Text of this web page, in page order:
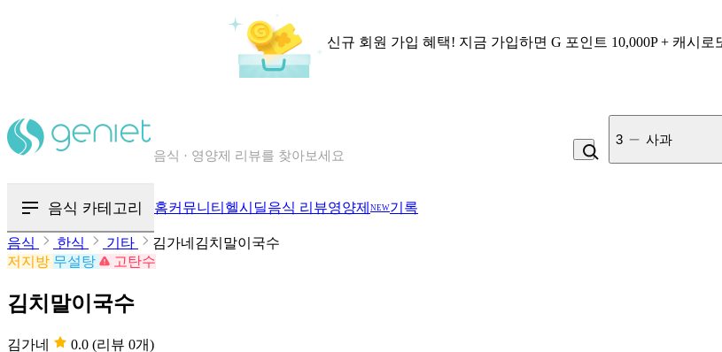
신규 회원 가입 혜택! 지금 가입하면 G 포인트 10,000P + 캐시로
칼로리와 영양성분을 검색해보세요
3 사과
음식 카테고리 홈커뮤니티 헬시딜음식 리뷰영양제 NEW기록
음식 한식 기타
김가네김치말이국수
저지방 무설탕 고탄수
김치말이국수
김가네 0.0 (리뷰 0개)